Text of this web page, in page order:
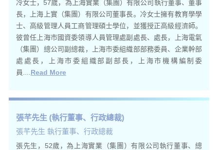
冷女士，57歲，為上海實業（集團）有限公司執行董事、董事
長，上海上實（集團）有限公司董事長。冷女士擁有教育學學
士、高級管理人員工商管理碩士學位，並獲授正高級經濟師。
彼曾任上海市國資委領導人員管理處副處長、處長，上海電氣
（集團）總公司副總裁，上海市委組織部部務委員、企業幹部
處處長，上海市委組織部副部長，上海市機構編制委
員.... Read More
張芊先生 (執行董事、行政總裁)
張芊先生 執行董事、行政總裁
張先生，52歲，為上海實業（集團）有限公司執行董事、總